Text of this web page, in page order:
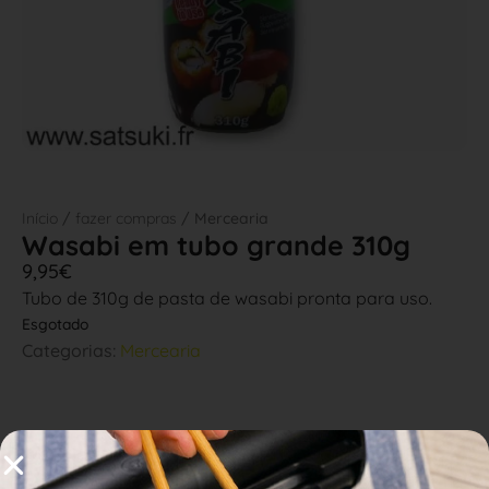
Início / fazer compras / Mercearia
Wasabi em tubo grande 310g
9,95€
Tubo de 310g de pasta de wasabi pronta para uso.
Esgotado
Categorias: Mercearia
AVALIAÇÕES (0)